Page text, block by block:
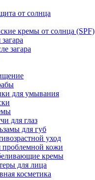
от солнца
кремы от солнца (SPF)
загара
для умывания
для глаз
для губ
уход
проблемной кожи
кремы
для лица
косметика